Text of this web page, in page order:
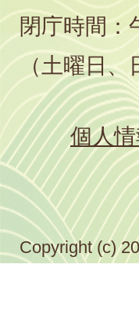
閉庁時間：
（土曜日
個人
Copyright (c)